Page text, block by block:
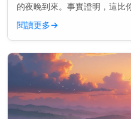
的夜晚到來。事實證明，這比
通常在日落後70到100分鐘內
季節。 為...
閱讀更多→